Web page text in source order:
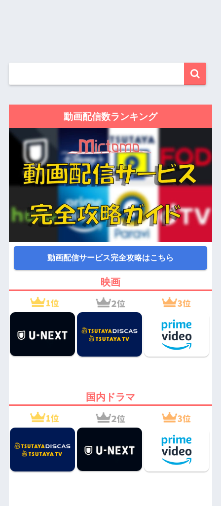
動画配信数ランキング
動画配信サービス完全攻略はこちら
映画
国内ドラマ